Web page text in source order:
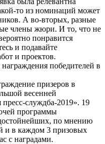
то из номинаций может
А во-вторых, разные
члены жюри. И то, что не
понравится
и подавайте
и проектов.
победителей в
призеров в
весенней
служдба-2019». 19
программы
по мнению
и в каждом 3 призовых
с наградами.